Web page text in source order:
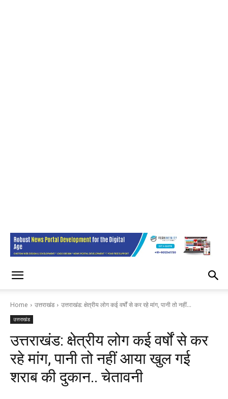
Home उत्तराखंड उत्तराखंड: क्षेत्रीय लोग कई वर्षों से कर रहे मांग, पानी तो नहीं...
उत्तराखंड
उत्तराखंड: क्षेत्रीय लोग कई वर्षों से कर
रहे मांग, पानी तो नहीं आया खुल गई
शराब की दुकान.. चेतावनी